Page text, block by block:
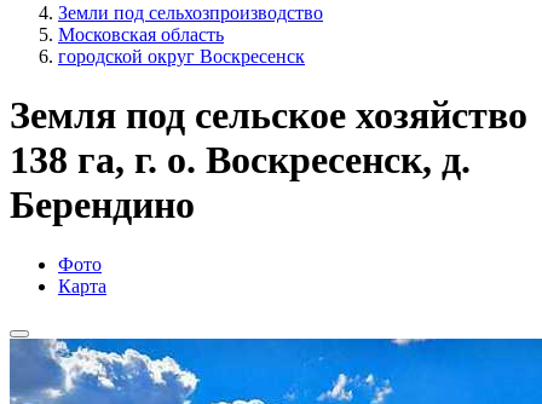
Земли под сельхозпроизводство
Московская область
городской округ Воскресенск
Земля под сельское хозяйство
138 га, г. о. Воскресенск, д.
Берендино
Фото
Карта